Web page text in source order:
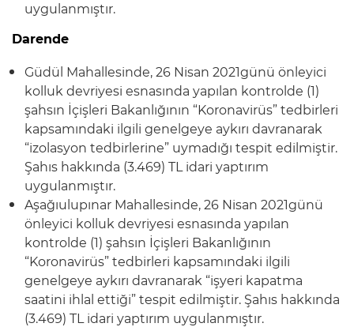
uygulanmıştır.
Darende
Güdül Mahallesinde, 26 Nisan 2021günü önleyici
kolluk devriyesi esnasında yapılan kontrolde (1)
şahsın İçişleri Bakanlığının “Koronavirüs” tedbirleri
kapsamındaki ilgili genelgeye aykırı davranarak
“izolasyon tedbirlerine” uymadığı tespit edilmiştir.
Şahıs hakkında (3.469) TL idari yaptırım
uygulanmıştır.
Aşağıulupınar Mahallesinde, 26 Nisan 2021günü
önleyici kolluk devriyesi esnasında yapılan
kontrolde (1) şahsın İçişleri Bakanlığının
“Koronavirüs” tedbirleri kapsamındaki ilgili
genelgeye aykırı davranarak “işyeri kapatma
saatini ihlal ettiği” tespit edilmiştir. Şahıs hakkında
(3.469) TL idari yaptırım uygulanmıştır.